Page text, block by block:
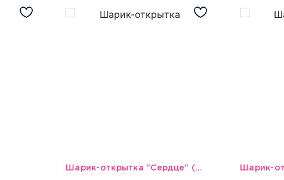
Шарик-открытка "Сердце" (45 см) - 2
493